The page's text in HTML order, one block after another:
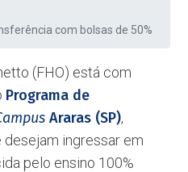
com bolsas de 50%
(FHO) está com
Programa de
Araras (SP),
ingressar em
pelo ensino 100%